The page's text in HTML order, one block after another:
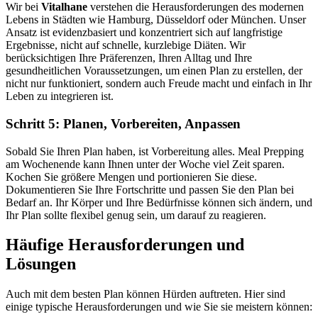
Wir bei Vitalhane verstehen die Herausforderungen des modernen
Lebens in Städten wie Hamburg, Düsseldorf oder München. Unser
Ansatz ist evidenzbasiert und konzentriert sich auf langfristige
Ergebnisse, nicht auf schnelle, kurzlebige Diäten. Wir
berücksichtigen Ihre Präferenzen, Ihren Alltag und Ihre
gesundheitlichen Voraussetzungen, um einen Plan zu erstellen, der
nicht nur funktioniert, sondern auch Freude macht und einfach in Ihr
Leben zu integrieren ist.
Schritt 5: Planen, Vorbereiten, Anpassen
Sobald Sie Ihren Plan haben, ist Vorbereitung alles. Meal Prepping
am Wochenende kann Ihnen unter der Woche viel Zeit sparen.
Kochen Sie größere Mengen und portionieren Sie diese.
Dokumentieren Sie Ihre Fortschritte und passen Sie den Plan bei
Bedarf an. Ihr Körper und Ihre Bedürfnisse können sich ändern, und
Ihr Plan sollte flexibel genug sein, um darauf zu reagieren.
Häufige Herausforderungen und
Lösungen
Auch mit dem besten Plan können Hürden auftreten. Hier sind
einige typische Herausforderungen und wie Sie sie meistern können: